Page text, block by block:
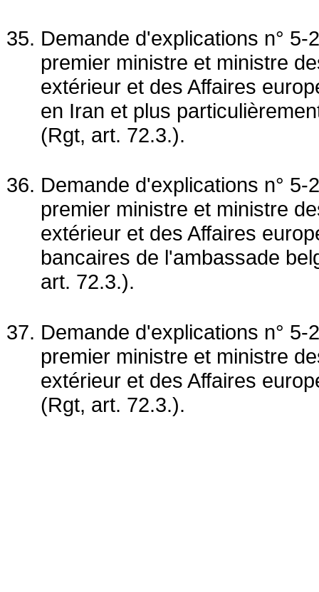
Demande d'explications n°
premier ministre et ministre
extérieur et des Affaires
en Iran et plus
(Rgt, art. 72.3.).
Demande d'explications n°
premier ministre et ministre
extérieur et des Affaires
bancaires de l'ambassade
art. 72.3.).
Demande d'explications n°
premier ministre et ministre
extérieur et des Affaires
(Rgt, art. 72.3.).